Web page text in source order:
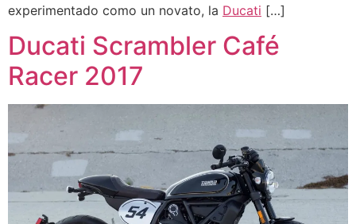
experimentado como un novato, la Ducati […]
Ducati Scrambler Café
Racer 2017